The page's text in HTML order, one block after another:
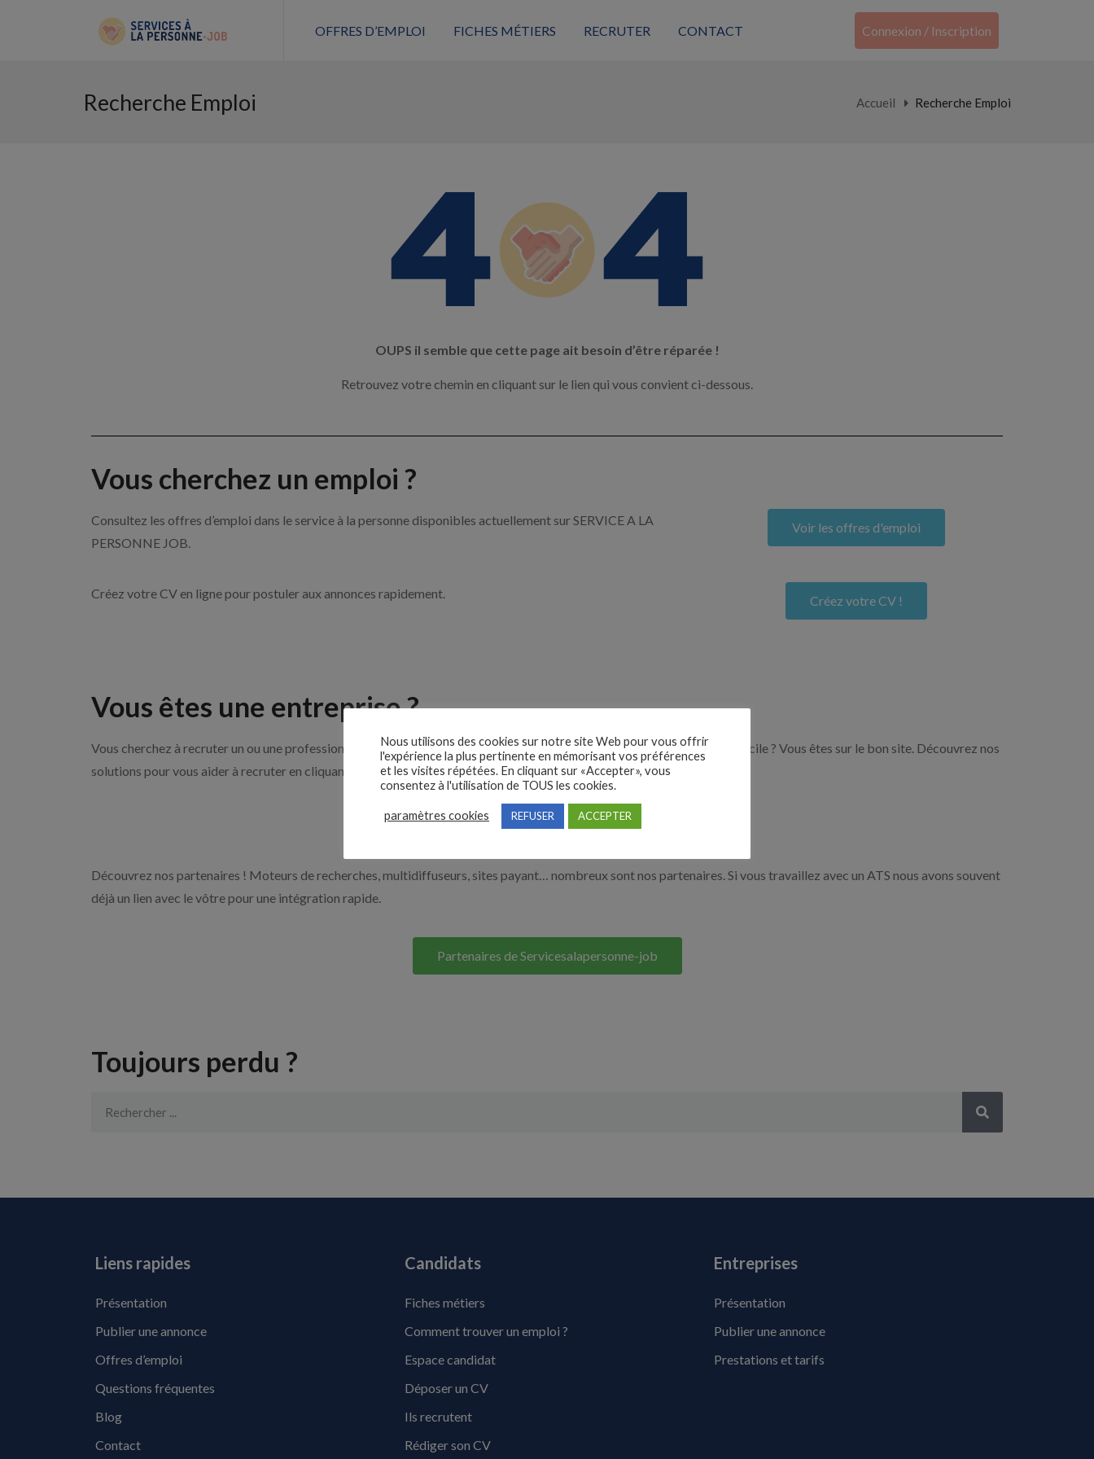
OFFRES D’EMPLOI FICHES MÉTIERS RECRUTER CONTACT Connexion / Inscription
Recherche Emploi Accueil Recherche Emploi
OUPS il semble que cette page ait besoin d’être réparée !
Retrouvez votre chemin en cliquant sur le lien qui vous convient ci-dessous.
Vous cherchez un emploi ?
Consultez les offres d’emploi dans le service à la personne disponibles actuellement sur SERVICE A LA
PERSONNE JOB.
Voir les offres d'emploi
Créez votre CV en ligne pour postuler aux annonces rapidement. Créez votre CV !
Vous êtes une entreprise ?
Vous cherchez à recruter un ou une professionnelle de l’aide à domicile par exemple un auxiliaire de vie ou un aide à domicile ? Vous êtes sur le bon site. Découvrez nos
solutions pour vous aider à recruter en cliquant sur le bouton ci-dessous.
Nos solutions entreprises
Découvrez nos partenaires ! Moteurs de recherches, multidiffuseurs, sites payant… nombreux sont nos partenaires. Si vous travaillez avec un ATS nous avons souvent
déjà un lien avec le vôtre pour une intégration rapide.
Partenaires de Servicesalapersonne-job
Toujours perdu ?
Liens rapides
Présentation
Publier une annonce
Offres d’emploi
Questions fréquentes
Blog
Contact
Candidats
Fiches métiers
Comment trouver un emploi ?
Espace candidat
Déposer un CV
Ils recrutent
Rédiger son CV
Entreprises
Présentation
Publier une annonce
Prestations et tarifs
Nous utilisons des cookies sur notre site Web pour vous offrir
l'expérience la plus pertinente en mémorisant vos préférences
et les visites répétées. En cliquant sur «Accepter», vous
consentez à l'utilisation de TOUS les cookies.
paramètres cookies REFUSER ACCEPTER